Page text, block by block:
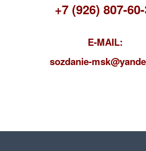
+7 (926) 807-
E-MAIL:
sozdanie-